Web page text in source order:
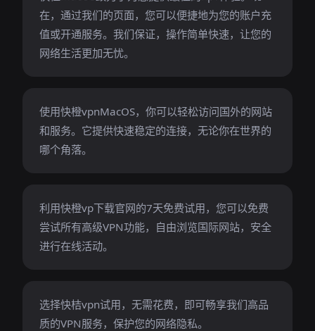
在，通过我们的页面，您可以便捷地为您的账户充
值或开通服务。我们保证，操作简单快速，让您的
网络生活更加无忧。
使用快橙vpnMacOS，你可以轻松访问国外的网站
和服务。它提供快速稳定的连接，无论你在世界的
哪个角落。
利用快橙vp下载官网的7天免费试用，您可以免费
尝试所有高级VPN功能，自由浏览国际网站，安全
进行在线活动。
选择快桔vpn试用，无需花费，即可畅享我们高品
质的VPN服务，保护您的网络隐私。